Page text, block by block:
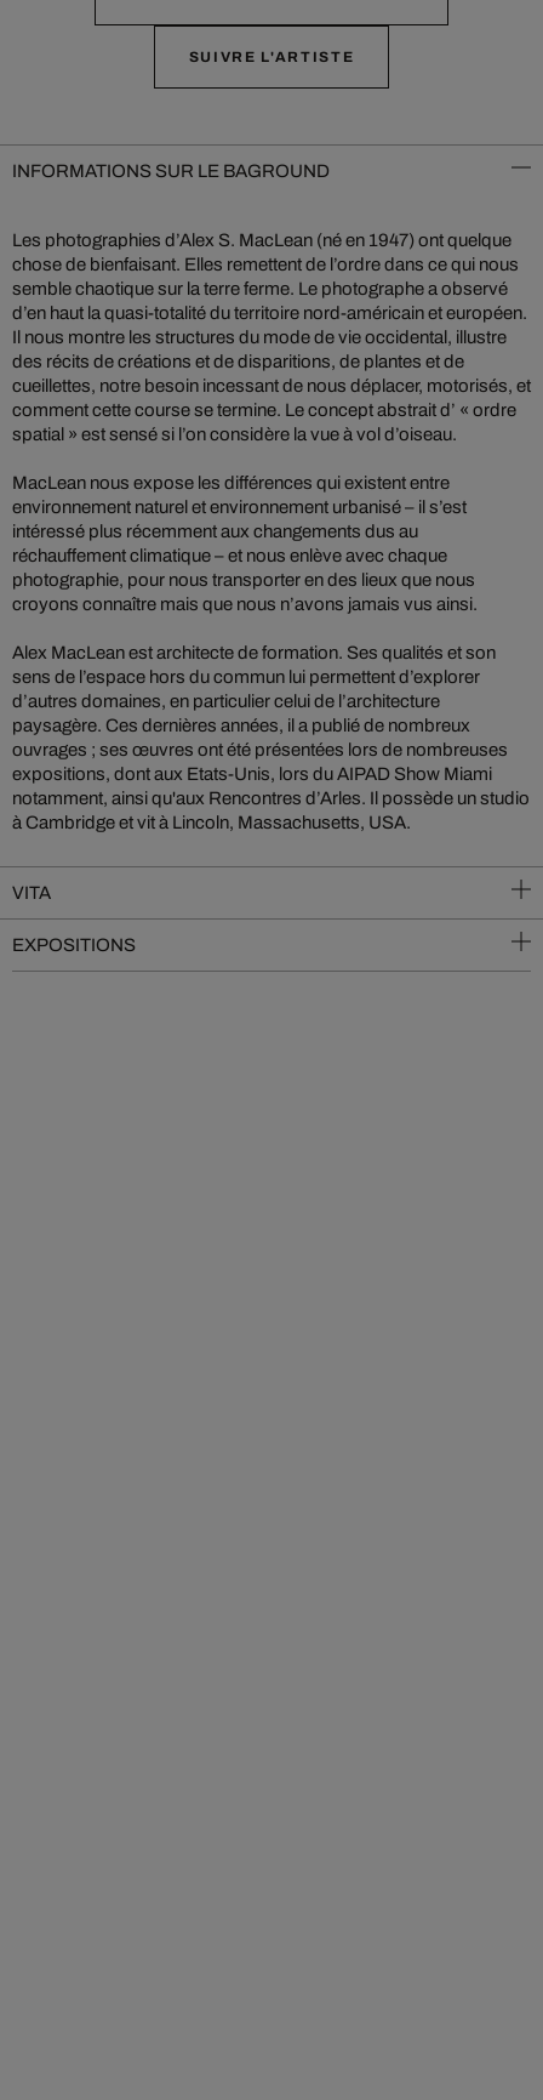
SUIVRE L'ARTISTE
INFORMATIONS SUR LE BAGROUND
Les photographies d’Alex S. MacLean (né en 1947) ont quelque
chose de bienfaisant. Elles remettent de l’ordre dans ce qui nous
semble chaotique sur la terre ferme. Le photographe a observé
d’en haut la quasi-totalité du territoire nord-américain et européen.
Il nous montre les structures du mode de vie occidental, illustre
des récits de créations et de disparitions, de plantes et de
cueillettes, notre besoin incessant de nous déplacer, motorisés, et
comment cette course se termine. Le concept abstrait d’ « ordre
spatial » est sensé si l’on considère la vue à vol d’oiseau.
MacLean nous expose les différences qui existent entre
environnement naturel et environnement urbanisé – il s’est
intéressé plus récemment aux changements dus au
réchauffement climatique – et nous enlève avec chaque
photographie, pour nous transporter en des lieux que nous
croyons connaître mais que nous n’avons jamais vus ainsi.
Alex MacLean est architecte de formation. Ses qualités et son
sens de l’espace hors du commun lui permettent d’explorer
d’autres domaines, en particulier celui de l’architecture
paysagère. Ces dernières années, il a publié de nombreux
ouvrages ; ses œuvres ont été présentées lors de nombreuses
expositions, dont aux Etats-Unis, lors du AIPAD Show Miami
notamment, ainsi qu'aux Rencontres d’Arles. Il possède un studio
à Cambridge et vit à Lincoln, Massachusetts, USA.
VITA
EXPOSITIONS